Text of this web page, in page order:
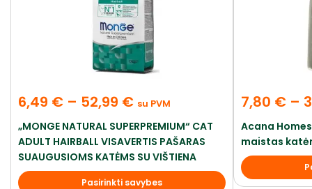
6,49 € – 52,99 € su PVM
„MONGE NATURAL SUPERPREMIUM“ CAT
ADULT HAIRBALL VISAVERTIS PAŠARAS
SUAUGUSIOMS KATĖMS SU VIŠTIENA
Pasirinkti savybes
7,80 € –
Acana
maistas